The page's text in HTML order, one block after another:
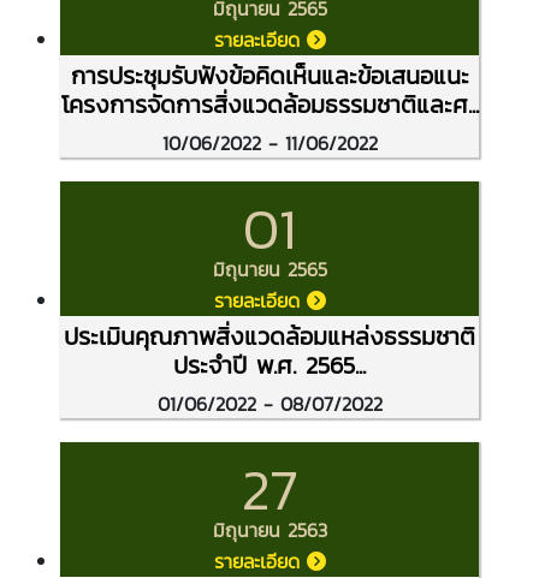
มิถุนายน 2565
รายละเอียด
การประชุมรับฟังข้อคิดเห็นและข้อเสนอแนะ
โครงการจัดการสิ่งแวดล้อมธรรมชาติและศ...
10/06/2022 - 11/06/2022
01
มิถุนายน 2565
รายละเอียด
ประเมินคุณภาพสิ่งแวดล้อมแหล่งธรรมชาติ
ประจำปี พ.ศ. 2565...
01/06/2022 - 08/07/2022
27
มิถุนายน 2563
รายละเอียด